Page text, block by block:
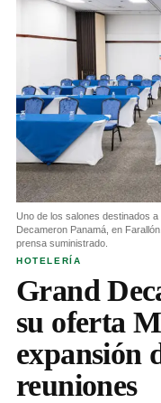
HOTELERÍA
Grand
su oferta
expansión
reuniones
Uno de los salones destinados
Decameron Panamá, en
prensa suministrado.